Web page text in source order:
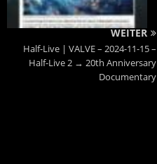
WEITER
Half-Live | VALVE – 2024-11-15 –
Half-Live 2 → 20th Anniversary
Documentary